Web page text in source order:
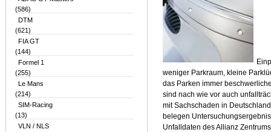
(586)
DTM
(621)
FIA GT
(144)
Formel 1
(255)
Le Mans
(214)
SIM-Racing
(13)
VLN / NLS
weniger Parkraum, kleine
das Parken immer
sind nach wie vor auch
mit Sachschaden in
belegen
Unfalldaten des Allianz